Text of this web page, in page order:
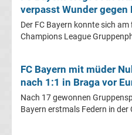
Champions
&
Europapokal
verpasst Wunder gegen
Der FC Bayern konnte sich
Champions League
FC Bayern mit müder
nach 1:1 in Braga vor
Nach 17 gewonnen
Bayern erstmals Federn in der